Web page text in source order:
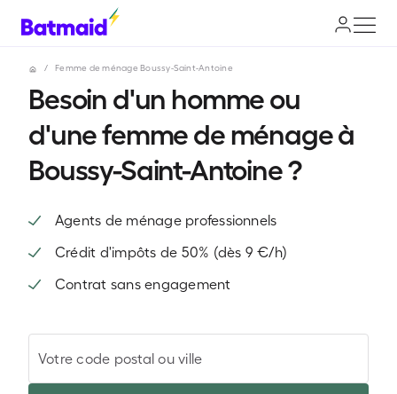
/ Femme de ménage Boussy-Saint-Antoine
Besoin d'un homme ou
d'une femme de ménage à
Boussy-Saint-Antoine ?
Agents de ménage professionnels
Crédit d'impôts de 50% (dès 9 €/h)
Contrat sans engagement
Votre code postal ou ville